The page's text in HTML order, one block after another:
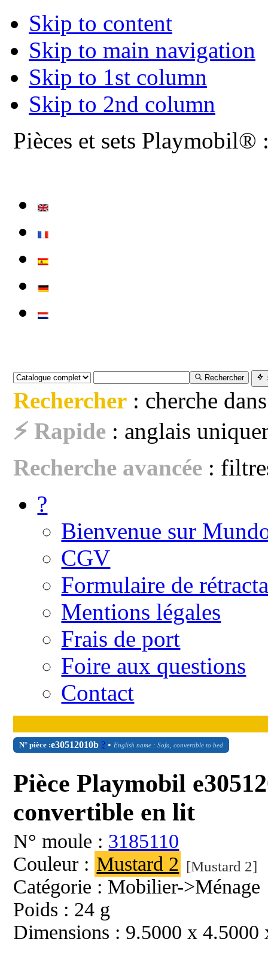
Skip to content
Skip to main navigation
Skip to 1st column
Skip to 2nd column
Pièces et sets Playmobil®
Rechercher
Rechercher : cherche
⚡ Rapide : anglais
Recherche avancée :
?
Bienvenue sur
CGV
Formulaire de
Mentions légales
Frais de port
Foire aux questions
Contact
N° pièce :e30512010b ? •English name : Sofa, convertible to bed
Pièce Playmobil
convertible en lit
N° moule : 3185110
Couleur : Mustard 2 [Mustard 2]
Catégorie : Mobilier->Ménage
Poids : 24 g
Dimensions : 9.5000 x 4.5000